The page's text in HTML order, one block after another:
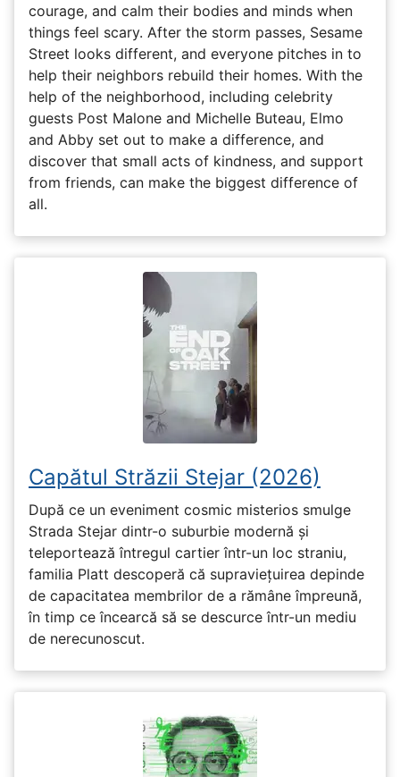
courage, and calm their bodies and minds when
things feel scary. After the storm passes, Sesame
Street looks different, and everyone pitches in to
help their neighbors rebuild their homes. With the
help of the neighborhood, including celebrity
guests Post Malone and Michelle Buteau, Elmo
and Abby set out to make a difference, and
discover that small acts of kindness, and support
from friends, can make the biggest difference of
all.
Capătul Străzii Stejar (2026)
După ce un eveniment cosmic misterios smulge
Strada Stejar dintr-o suburbie modernă și
teleportează întregul cartier într-un loc straniu,
familia Platt descoperă că supraviețuirea depinde
de capacitatea membrilor de a rămâne împreună,
în timp ce încearcă să se descurce într-un mediu
de nerecunoscut.